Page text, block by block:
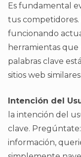
Es fundamental
tus competidores.
funcionando
herramientas
palabras clave
sitios web
Intención del
la intención del
clave.
información,